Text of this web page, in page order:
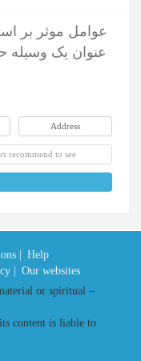
عوامل موثر بر
عنوان یک وسیله
Address
recommend to see
|
Help
|
Our websites
or spiritual –
content is liable to